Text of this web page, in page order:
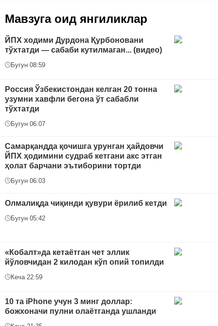
Мавзуга оид янгиликлар
ЙПХ ходими Дурдона Қурбоновани
тўхтатди — сабаби кутилмаган... (видео)
Бугун 08:59
Россия Ўзбекистондан келган 20 тонна
узумни хавфли бегона ўт сабабли
тўхтатди
Бугун 06:07
Самарқандда қочишга урунган ҳайдовчи
ЙПХ ҳодимини судраб кетгани акс этган
ҳолат барчани эътиборини тортди
Бугун 06:03
Олмалиқда чиқинди қувури ёрилиб кетди
Бугун 05:42
«Кобалт»да кетаётган чет эллик
йўловчидан 2 килодан кўп опий топилди
Кеча 22:59
10 та iPhone учун 3 минг доллар:
божхоначи пулни олаётганда ушланди